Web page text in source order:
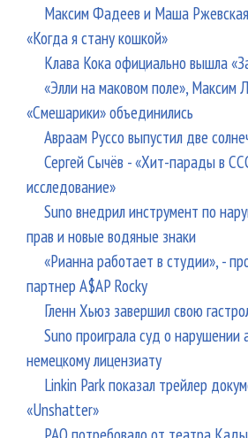
Максим Фадеев и Маша
«Когда я стану кошкой»
Клава Кока официально вышла
«Элли на маковом поле», Максим
«Смешарики» объединились
Авраам Руссо выпустил две
Сергей Сычёв - «Хит-парады в
исследование»
Suno внедрил инструмент по
прав и новые водяные знаки
«Рианна работает в студии», -
партнер A$AP Rocky
Гленн Хьюз завершил свою
Suno проиграла суд о нарушении
немецкому лицензиату
Linkin Park показал трейлер
«Unshatter»